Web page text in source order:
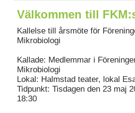
Välkommen till
Kallelse till årsmöte för
Mikrobiologi
Kallade: Medlemmar i
Mikrobiologi
Lokal: Halmstad teater, lokal
Tidpunkt: Tisdagen den 23 maj
18:30